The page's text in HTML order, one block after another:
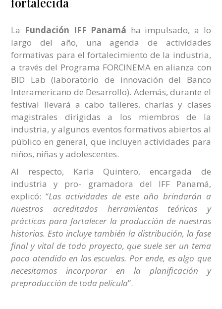
La Fundación IFF Panamá ha impulsado, a lo
largo del año, una agenda de actividades
formativas para el fortalecimiento de la industria,
a través del Programa FORCINEMA en alianza con
BID Lab (laboratorio de innovación del Banco
Interamericano de Desarrollo). Además, durante el
festival llevará a cabo talleres, charlas y clases
magistrales dirigidas a los miembros de la
industria, y algunos eventos formativos abiertos al
público en general, que incluyen actividades para
niños, niñas y adolescentes.
Al respecto, Karla Quintero, encargada de
industria y pro- gramadora del IFF Panamá,
explicó: “Las actividades de este año brindarán a
nuestros acreditados herramientas teóricas y
prácticas para fortalecer la producción de nuestras
historias. Esto incluye también la distribución, la fase
final y vital de todo proyecto, que suele ser un tema
poco atendido en las escuelas. Por ende, es algo que
necesitamos incorporar en la planificación y
preproducción de toda película”.